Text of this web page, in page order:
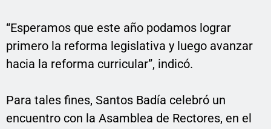
“Esperamos que este año podamos lograr
primero la reforma legislativa y luego avanzar
hacia la reforma curricular”, indicó.
Para tales fines, Santos Badía celebró un
encuentro con la Asamblea de Rectores, en el